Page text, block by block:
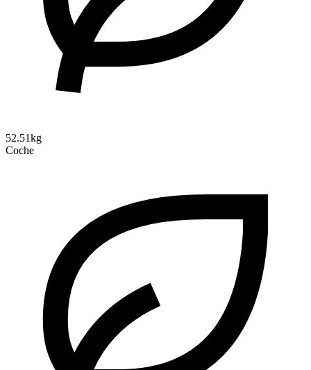
52.51kg
Coche